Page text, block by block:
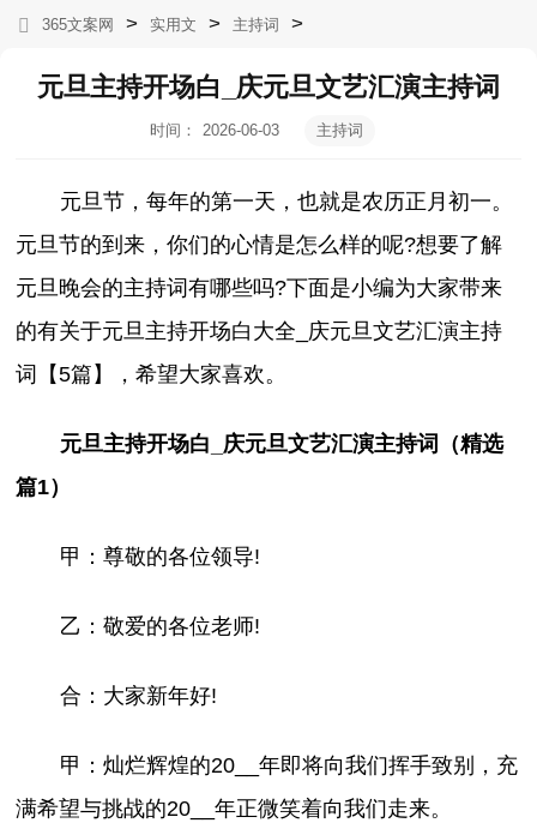
365文案网 > 实用文 > 主持词 >
元旦主持开场白_庆元旦文艺汇演主持词
时间：
2026-06-03
主持词
元旦节，每年的第一天，也就是农历正月初一。
元旦节的到来，你们的心情是怎么样的呢?想要了解
元旦晚会的主持词有哪些吗?下面是小编为大家带来
的有关于元旦主持开场白大全_庆元旦文艺汇演主持
词【5篇】，希望大家喜欢。
元旦主持开场白_庆元旦文艺汇演主持词（精选
篇1）
甲：尊敬的各位领导!
乙：敬爱的各位老师!
合：大家新年好!
甲：灿烂辉煌的20__年即将向我们挥手致别，充
满希望与挑战的20__年正微笑着向我们走来。